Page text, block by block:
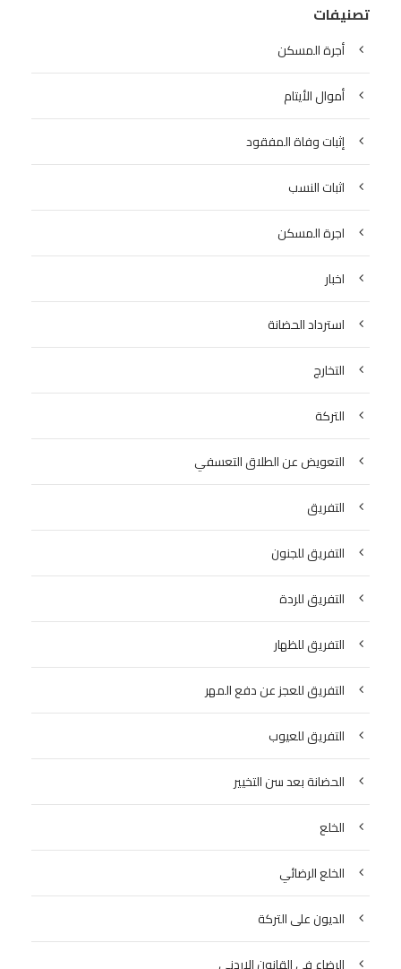
تصنيفات
أجرة المسكن
أموال الأيتام
إثبات وفاة المفقود
اثبات النسب
اجرة المسكن
اخبار
استرداد الحضانة
التخارج
التركة
التعويض عن الطلاق التعسفي
التفريق
التفريق للجنون
التفريق للردة
التفريق للظهار
التفريق للعجز عن دفع المهر
التفريق للعيوب
الحضانة بعد سن التخيير
الخلع
الخلع الرضائي
الديون على التركة